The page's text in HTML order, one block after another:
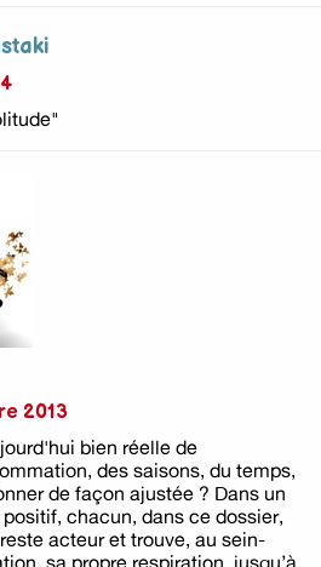
2013
bien réelle de
des saisons, du temps,
de façon ajustée ? Dans un
chacun, dans ce dossier,
acteur et trouve, au sein-
sa propre respiration, jusqu’à